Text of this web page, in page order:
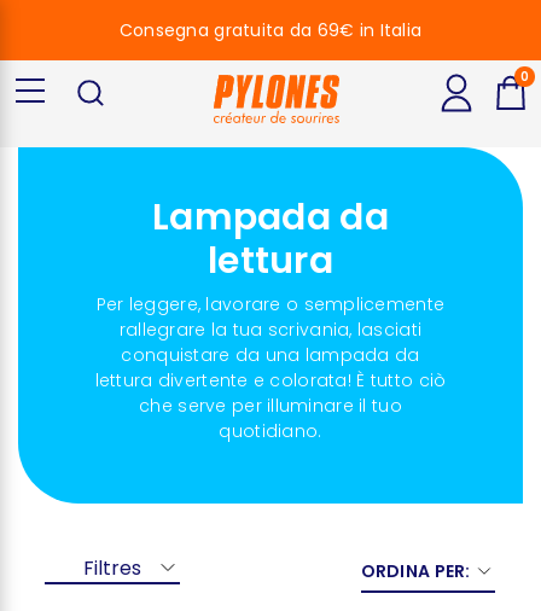
Lampada da
lettura
Per leggere, lavorare o semplicemente
rallegrare la tua scrivania, lasciati
conquistare da una lampada da
lettura divertente e colorata! È tutto ciò
che serve per illuminare il tuo
quotidiano.
Filtres ORDINA PER:
Consegna gratuita da 69€ in Italia
0